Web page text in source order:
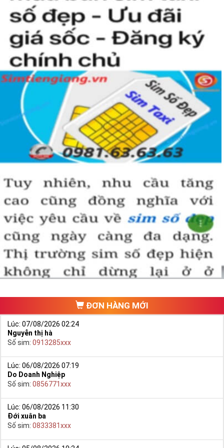
người khác cũng sẽ biết được vị trí của bạn trong xã hội là như thế
nào rồi?
Hướng dẫn mua Sim Tứ Quý 2 tại
Simtiengiang.vn.
Sim Tiền Giang là đơn vị cung cấp
Tứ Quý, sim giá rẻ uy
tín chất lượng.
Chọn mua sim số đẹp thường mất nhiều thời gian ở khoản lựa số,
một số phải vừa đẹp, vừa tốt về phong thủy thì mới là sim hoàn
hảo. Vậy phải làm sao?
- Cách nhanh nhất để chọn mua được Sim Tứ Quý 2 là bạn vào
trang chủ của Sim Tiền Giang, chọn mục “
Sim giảm giá
“ ở ngay đầu
trang chủ. Đây là danh sách sim được đại lý giảm giá vì một số lý
Ngoài ra quý khách chưa ưng ý về Sim Tứ Quý 2 có cũng thể tham
khảo thêm Sim Vinaphone,Sim Gmobile, Sim Tứ Quý Giữa
ĐƠN HÀNG MỚI
Lúc: 07/08/2026 02:24
Nguyễn thị hà
Số sim: 0913285xxx
Lúc: 06/08/2026 07:19
Do Doanh Nghiệp
Số sim: 0856771xxx
Lúc: 06/08/2026 11:30
Đới xuân ba
Số sim: 0833381xxx